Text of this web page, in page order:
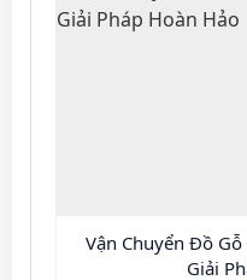
Vận Chuyển Đồ
Giải